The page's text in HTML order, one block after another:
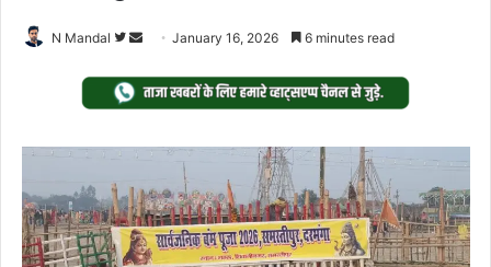
N Mandal
Follow
Twitter
Send
email
January 16, 2026 6 minutes read